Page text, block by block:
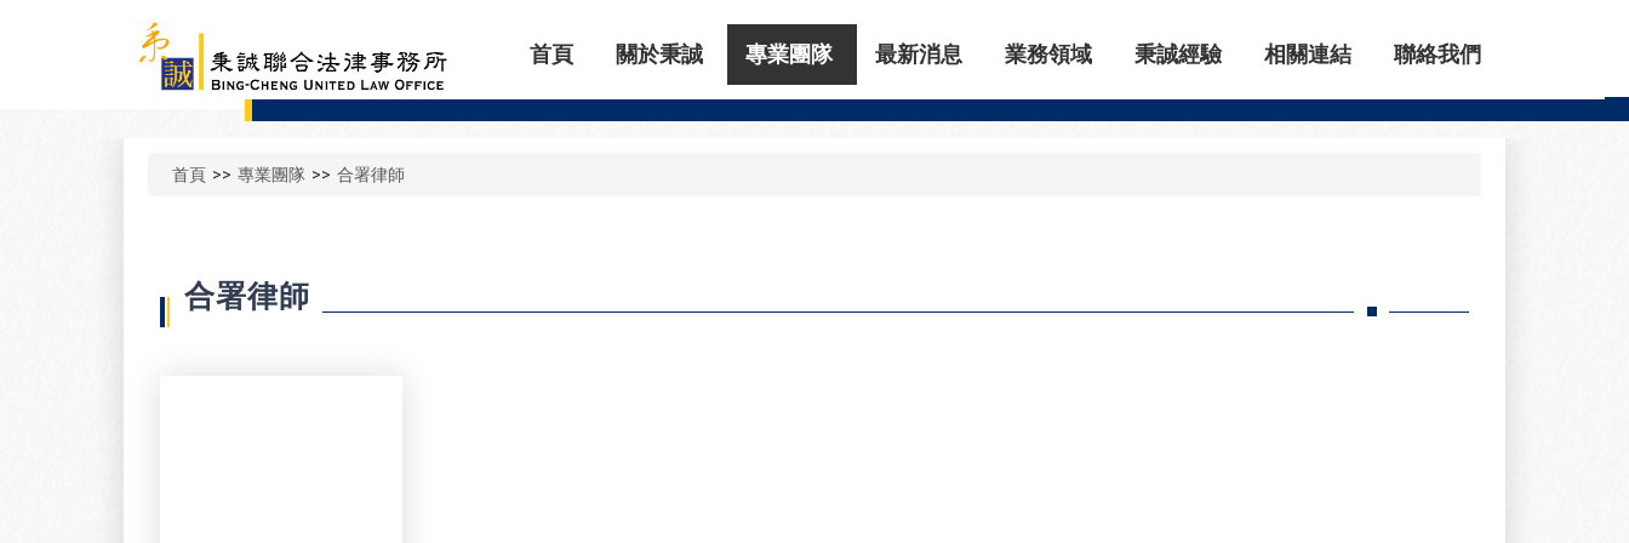
首頁 關於秉誠 專業團隊 最新消息 業務領域 秉誠經驗 相關連結 聯絡我們
合署律師
首頁 >> 專業團隊 >> 合署律師
合署律師